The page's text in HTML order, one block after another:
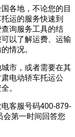
各地，不论您的目
运的服务快速到
询服务工具的结
以了解运费、运输
情况。
市，或者需要在其
电动轿车托运公
。
客服号码400-879-
会第一时间回答您